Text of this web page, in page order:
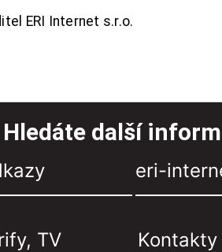
ERI Internet s.r.o.
Hledáte další
eri-
TV Kontakty